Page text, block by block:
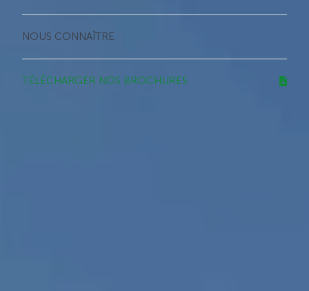
NOUS CONNAÎTRE
TÉLÉCHARGER NOS BROCHURES